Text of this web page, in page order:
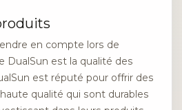
en compte lors de
DualSun est la qualité des
est réputé pour offrir des
qualité qui sont durables